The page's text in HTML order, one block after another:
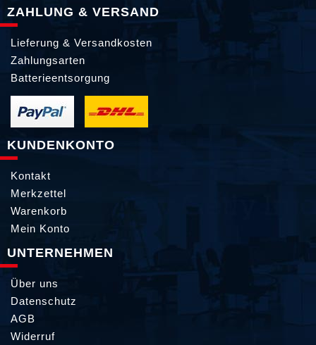
ZAHLUNG & VERSAND
Lieferung & Versandkosten
Zahlungsarten
Batterieentsorgung
KUNDENKONTO
Kontakt
Merkzettel
Warenkorb
Mein Konto
UNTERNEHMEN
Über uns
Datenschutz
AGB
Widerruf